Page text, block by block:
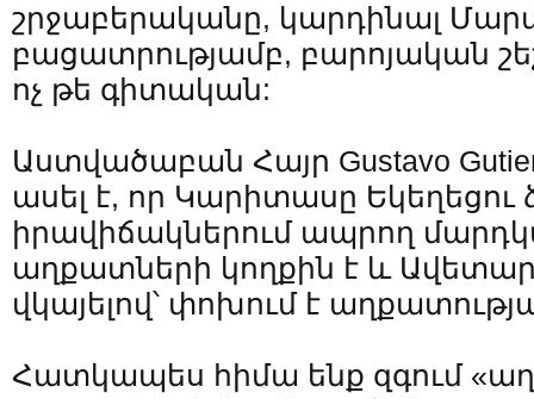
շրջաբերականը, կարդինալ
բացատրությամբ, բարոյական
ոչ թե գիտական:
Աստվածաբան Հայր Gustavo
ասել է, որ Կարիտասը Եկեղեցու
իրավիճակներում ապրող
աղքատների կողքին է և
վկայելով՝ փոխում է
Հատկապես հիմա ենք զգում